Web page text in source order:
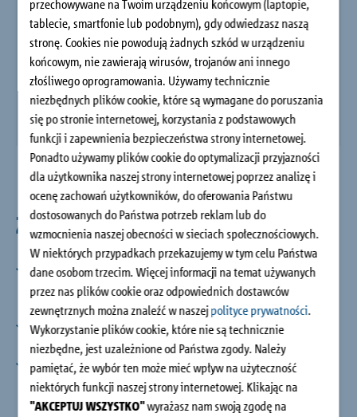
przechowywane na Twoim urządzeniu końcowym (laptopie,
tablecie, smartfonie lub podobnym), gdy odwiedzasz naszą
stronę. Cookies nie powodują żadnych szkód w urządzeniu
końcowym, nie zawierają wirusów, trojanów ani innego
złośliwego oprogramowania. Używamy technicznie
niezbędnych plików cookie, które są wymagane do poruszania
się po stronie internetowej, korzystania z podstawowych
funkcji i zapewnienia bezpieczeństwa strony internetowej.
Ponadto używamy plików cookie do optymalizacji przyjazności
dla użytkownika naszej strony internetowej poprzez analizę i
ocenę zachowań użytkowników, do oferowania Państwu
dostosowanych do Państwa potrzeb reklam lub do
wzmocnienia naszej obecności w sieciach społecznościowych.
W niektórych przypadkach przekazujemy w tym celu Państwa
dane osobom trzecim. Więcej informacji na temat używanych
przez nas plików cookie oraz odpowiednich dostawców
zewnętrznych można znaleźć w naszejpolityce prywatności.
Wykorzystanie plików cookie, które nie są technicznie
niezbędne, jest uzależnione od Państwa zgody. Należy
pamiętać, że wybór ten może mieć wpływ na użyteczność
niektórych funkcji naszej strony internetowej. Klikając na
"AKCEPTUJ WSZYSTKO"wyrażasz nam swoją zgodę na
Budownictwo jednorodzinne
O firmie
Doradztwo i kontakt
Zalety
Podpora elastomerowa Schöck Elodur®
Zmniejszenie poziomu dźwięków uderzeniowych
∆Lw ≥ 27dB
Aprobaty i dopuszczenia
Aprobata techniczna ITB
Warianty produktu
Dodatkowe warianty produktu dla sił odrywających
i sił poziomych